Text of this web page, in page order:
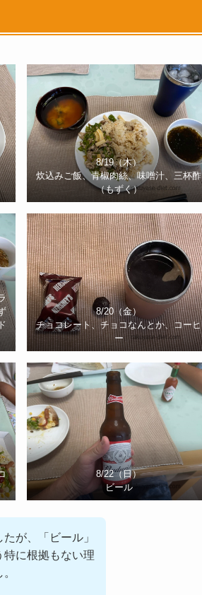
8/19（木）
炊込みご飯、青椒肉絲、味噌汁、三杯酢
（もずく）
8/20（金）
チョコレート、チョコなんとか、コーヒ
ー
8/22（日）
ビール
が、「ビール」
特に根拠もない理